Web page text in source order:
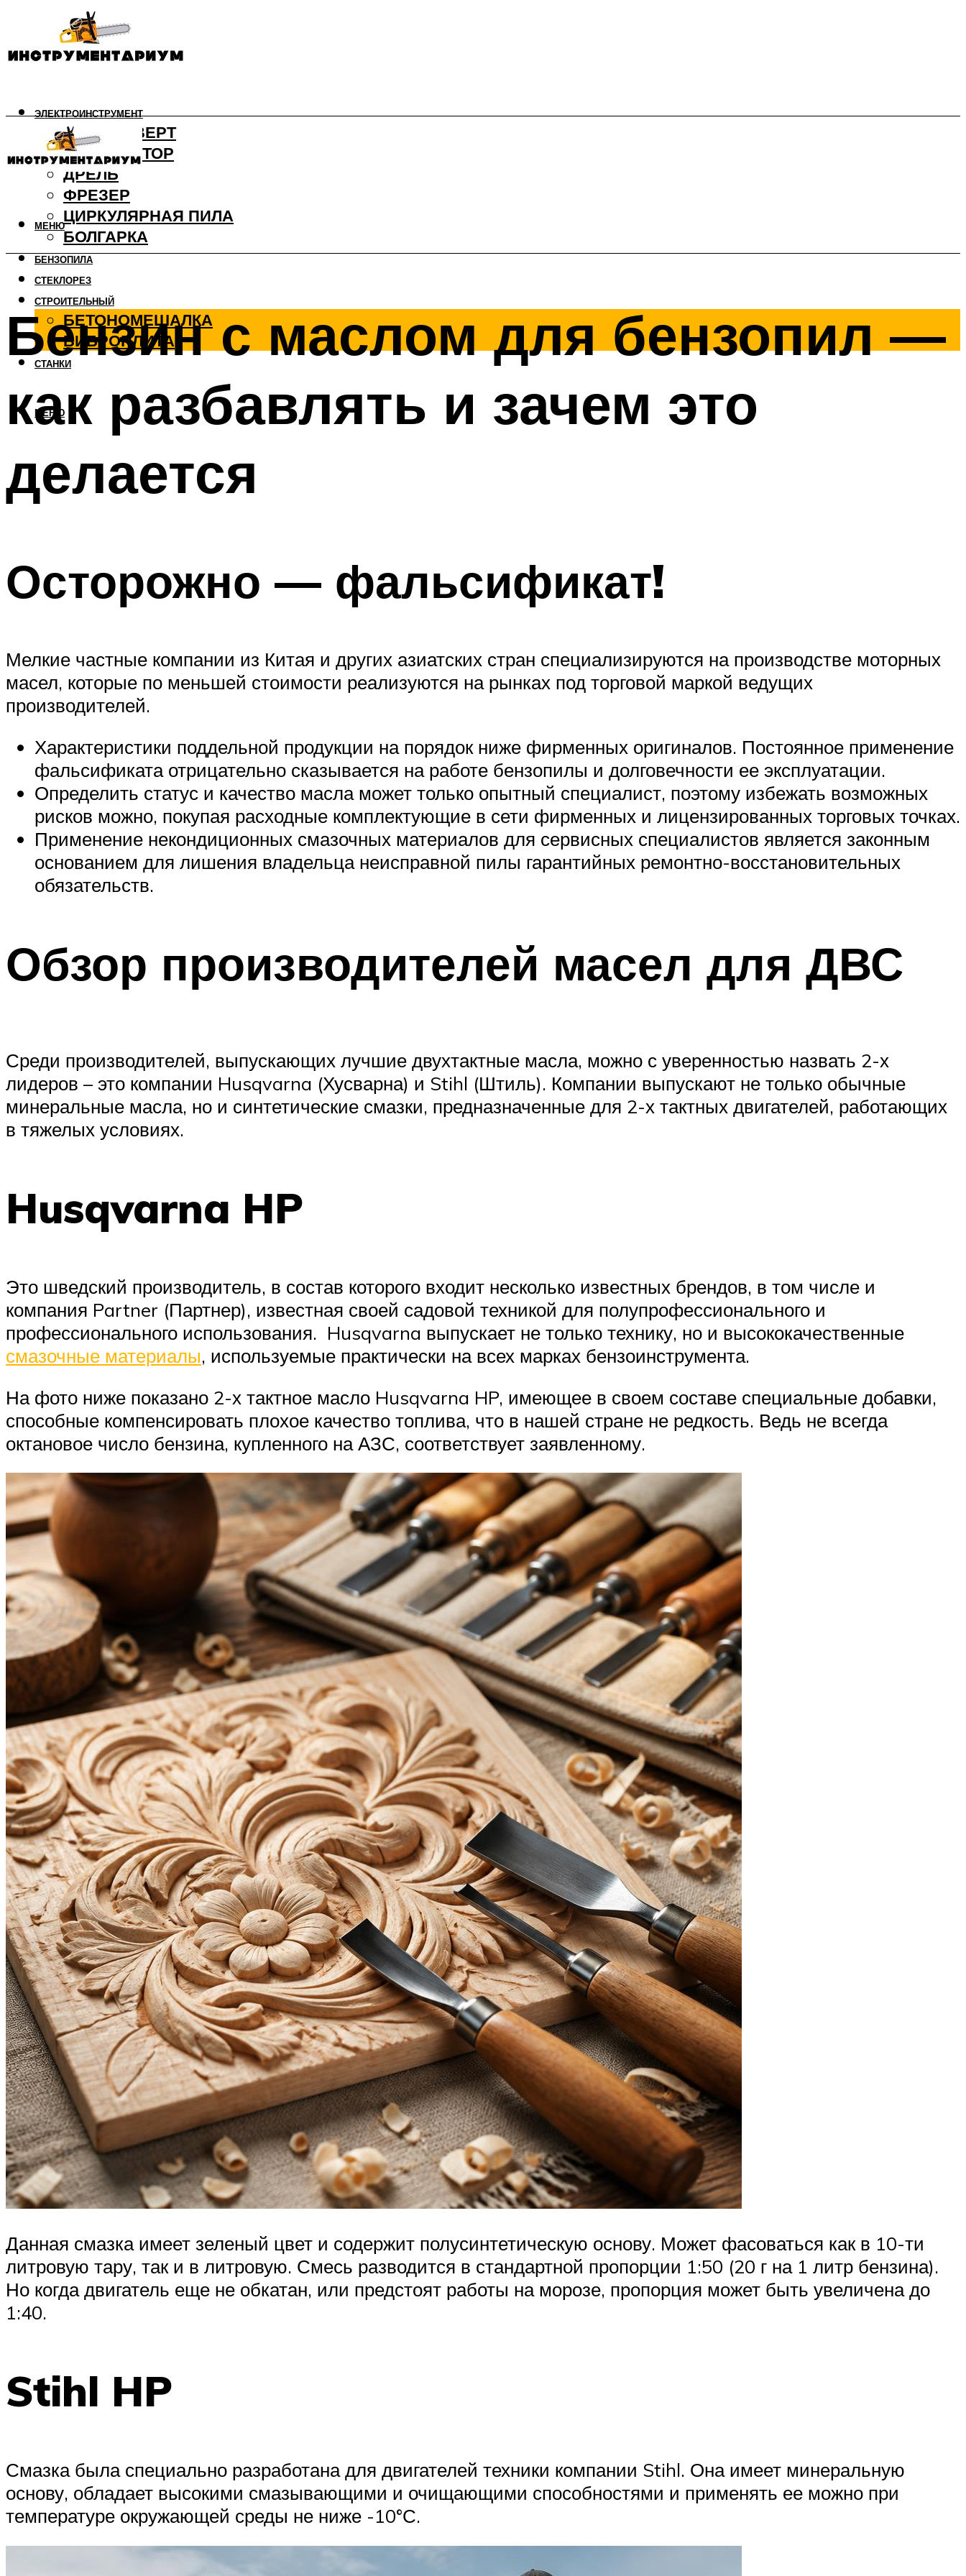
ЭЛЕКТРОИНСТРУМЕНТ
ШУРУПОВЕРТ
ПЕРФОРАТОР
ДРЕЛЬ
ФРЕЗЕР
ЦИРКУЛЯРНАЯ ПИЛА
БОЛГАРКА
БЕНЗОПИЛА
СТЕКЛОРЕЗ
СТРОИТЕЛЬНЫЙ
БЕТОНОМЕШАЛКА
ВИБРОПЛИТА
СТАНКИ
МЕНЮ
МЕНЮ
Бензин с маслом для бензопил —
как разбавлять и зачем это
делается
Осторожно — фальсификат!
Мелкие частные компании из Китая и других азиатских стран специализируются на производстве моторных
масел, которые по меньшей стоимости реализуются на рынках под торговой маркой ведущих
производителей.
Характеристики поддельной продукции на порядок ниже фирменных оригиналов. Постоянное применение
фальсификата отрицательно сказывается на работе бензопилы и долговечности ее эксплуатации.
Определить статус и качество масла может только опытный специалист, поэтому избежать возможных
рисков можно, покупая расходные комплектующие в сети фирменных и лицензированных торговых точках.
Применение некондиционных смазочных материалов для сервисных специалистов является законным
основанием для лишения владельца неисправной пилы гарантийных ремонтно-восстановительных
обязательств.
Обзор производителей масел для ДВС
Среди производителей, выпускающих лучшие двухтактные масла, можно с уверенностью назвать 2-х
лидеров – это компании Husqvarna (Хусварна) и Stihl (Штиль). Компании выпускают не только обычные
минеральные масла, но и синтетические смазки, предназначенные для 2-х тактных двигателей, работающих
в тяжелых условиях.
Husqvarna HP
Это шведский производитель, в состав которого входит несколько известных брендов, в том числе и
компания Partner (Партнер), известная своей садовой техникой для полупрофессионального и
профессионального использования. Husqvarna выпускает не только технику, но и высококачественные
смазочные материалы, используемые практически на всех марках бензоинструмента.
На фото ниже показано 2-х тактное масло Husqvarna HP, имеющее в своем составе специальные добавки,
способные компенсировать плохое качество топлива, что в нашей стране не редкость. Ведь не всегда
октановое число бензина, купленного на АЗС, соответствует заявленному.
Данная смазка имеет зеленый цвет и содержит полусинтетическую основу. Может фасоваться как в 10-ти
литровую тару, так и в литровую. Смесь разводится в стандартной пропорции 1:50 (20 г на 1 литр бензина).
Но когда двигатель еще не обкатан, или предстоят работы на морозе, пропорция может быть увеличена до
1:40.
Stihl HP
Смазка была специально разработана для двигателей техники компании Stihl. Она имеет минеральную
основу, обладает высокими смазывающими и очищающими способностями и применять ее можно при
температуре окружающей среды не ниже -10°С.